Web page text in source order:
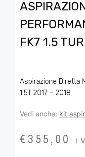
FK7 1.5
Aspirazione Diretta
1.5T 2017 – 2018
Vedi anche: kit
€355,00